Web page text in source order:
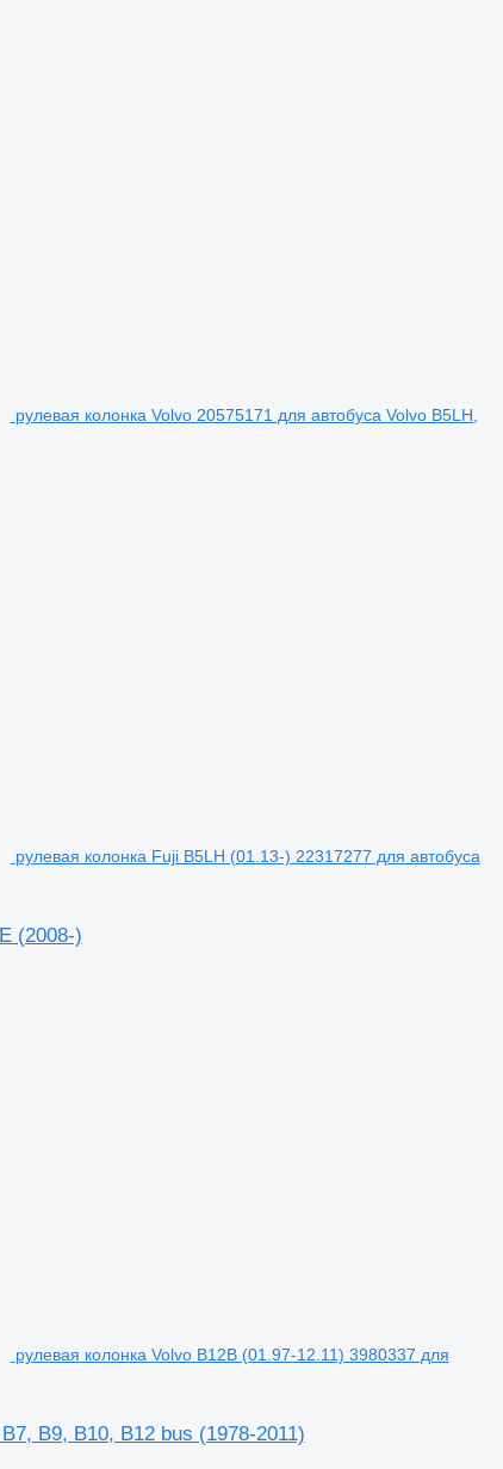
рулевая колонка Volvo 20575171 для автобуса Volvo B5LH,
рулевая колонка Fuji B5LH (01.13-) 22317277 для автобуса
(2008-)
рулевая колонка Volvo B12B (01.97-12.11) 3980337 для
B9, B10, B12 bus (1978-2011)